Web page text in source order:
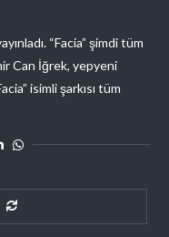
“Facia” şimdi tüm
Can İğrek, yepyeni
isimli şarkısı tüm